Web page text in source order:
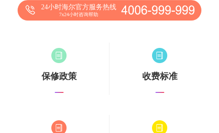
24小时海尔官方服务热线
7x24小时咨询帮助
保修政策 收费标准